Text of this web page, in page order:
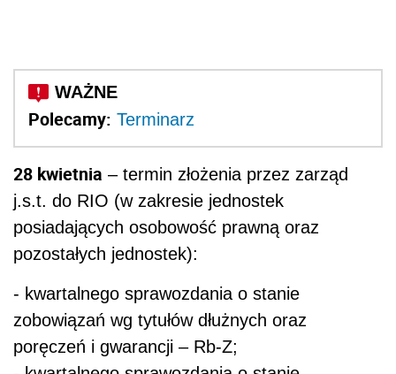
Polecamy: Terminarz
28 kwietnia – termin złożenia przez zarząd
j.s.t. do RIO (w zakresie jednostek
posiadających osobowość prawną oraz
pozostałych jednostek):
- kwartalnego sprawozdania o stanie
zobowiązań wg tytułów dłużnych oraz
poręczeń i gwarancji – Rb-Z;